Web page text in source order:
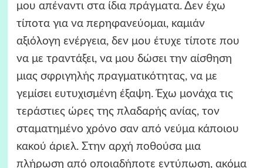
μου απέναντι στα ίδια πράγματα. Δεν έχω
τίποτα για να περηφανεύομαι, καμιάν
αξιόλογη ενέργεια, δεν μου έτυχε τίποτε που
να με τραντάξει, να μου δώσει την αίσθηση
μιας σφριγηλής πραγματικότητας, να με
γεμίσει ευτυχισμένη έξαψη. Έχω μονάχα τις
τεράστιες ώρες της πλαδαρής ανίας, τον
σταματημένο χρόνο σαν από νεύμα κάποιου
κακού άριελ. Στην αρχή ποθούσα μια
πλήρωση από οποιαδήποτε εντύπωση, ακόμα